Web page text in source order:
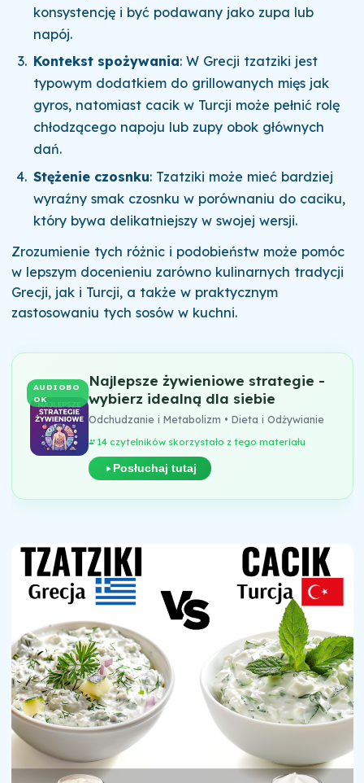
konsystencję i być podawany jako zupa lub
napój.
Kontekst spożywania: W Grecji tzatziki jest
typowym dodatkiem do grillowanych mięs jak
gyros, natomiast cacik w Turcji może pełnić rolę
chłodzącego napoju lub zupy obok głównych
dań.
Stężenie czosnku: Tzatziki może mieć bardziej
wyraźny smak czosnku w porównaniu do caciku,
który bywa delikatniejszy w swojej wersji.
Zrozumienie tych różnic i podobieństw może pomóc
w lepszym docenieniu zarówno kulinarnych tradycji
Grecji, jak i Turcji, a także w praktycznym
zastosowaniu tych sosów w kuchni.
AUDIOBO
OK
Najlepsze żywieniowe strategie -
wybierz idealną dla siebie
Odchudzanie i Metabolizm • Dieta i Odżywianie
14 czytelników skorzystało z tego materiału
Posłuchaj tutaj